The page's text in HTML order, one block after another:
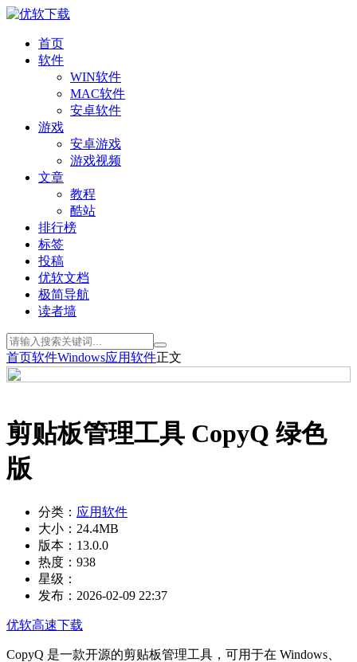
首页
软件
WIN软件
MAC软件
安卓软件
游戏
安卓游戏
游戏视频
文章
教程
酷站
排行榜
标签
投稿
优软文档
极简导航
读者墙
首页软件Windows应用软件正文
剪贴板管理工具 CopyQ 绿色
版
分类： 应用软件
大小： 24.4MB
版本： 13.0.0
热度： 938
星级：
发布： 2026-02-09 22:37
优软高速下载
CopyQ 是一款开源的剪贴板管理工具，可用于在 Windows、